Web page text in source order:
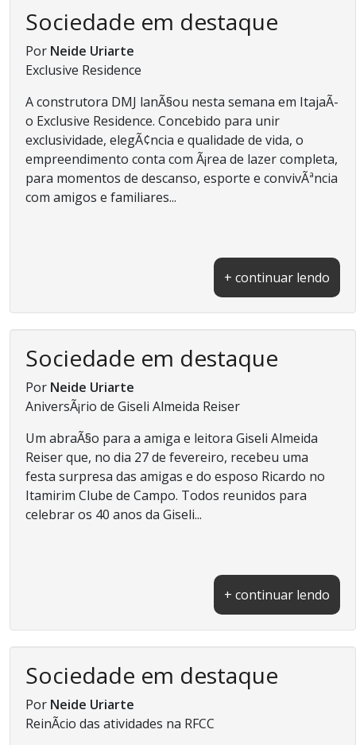
Sociedade em destaque
Por Neide Uriarte
Exclusive Residence
A construtora DMJ lanÃ§ou nesta semana em ItajaÃ­
o Exclusive Residence. Concebido para unir
exclusividade, elegÃ¢ncia e qualidade de vida, o
empreendimento conta com Ã¡rea de lazer completa,
para momentos de descanso, esporte e convivÃªncia
com amigos e familiares...
+ continuar lendo
Sociedade em destaque
Por Neide Uriarte
AniversÃ¡rio de Giseli Almeida Reiser
Um abraÃ§o para a amiga e leitora Giseli Almeida
Reiser que, no dia 27 de fevereiro, recebeu uma
festa surpresa das amigas e do esposo Ricardo no
Itamirim Clube de Campo. Todos reunidos para
celebrar os 40 anos da Giseli...
+ continuar lendo
Sociedade em destaque
Por Neide Uriarte
ReinÃ­cio das atividades na RFCC